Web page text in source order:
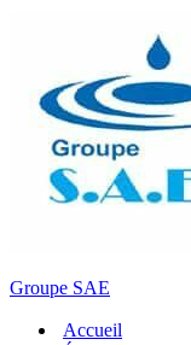
Groupe SAE
Accueil